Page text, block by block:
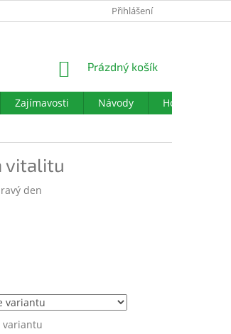
OSOBNÍCH ÚDAJŮ DOTAZNÍK
Přihlášení
NÁKUPNÍ
Prázdný košík
Zajímavosti Návody
Hodnocení
vitalitu
den
variantu